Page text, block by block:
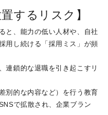
するリスク】
と、能力の低い人材や、自社
用し続ける「採用ミス」が頻
連鎖的な退職を引き起こすリ
別的な内容など）を行う教育
で拡散され、企業ブラン